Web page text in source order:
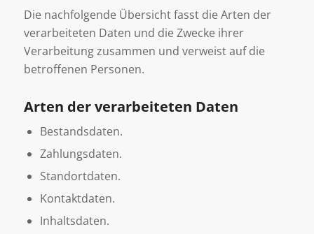
Die nachfolgende Übersicht fasst die Arten der
verarbeiteten Daten und die Zwecke ihrer
Verarbeitung zusammen und verweist auf die
betroffenen Personen.
Arten der verarbeiteten Daten
Bestandsdaten.
Zahlungsdaten.
Standortdaten.
Kontaktdaten.
Inhaltsdaten.